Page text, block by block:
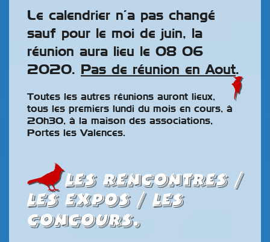
Le calendrier n’a pas changé
sauf pour le moi de juin, la
réunion aura lieu le 08 06
2020.
Pas de réunion en Aout.
Toutes les autres réunions auront lieux,
tous les premiers lundi du mois en cours, à
20h30, à la maison des associations,
Portes les Valences.
Les rencontres /
les expos / les
concours.